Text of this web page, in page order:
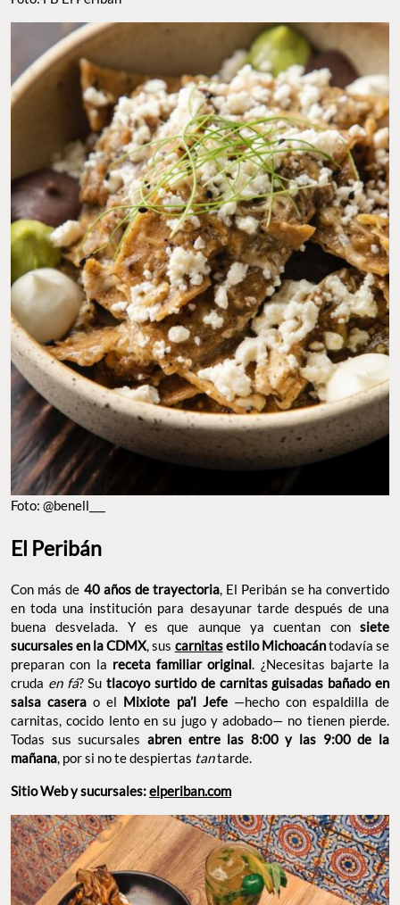
FOTO: FB EL PERIBAN
Con más de 40 años de trayectoria, El Peribán se ha convertido
en toda una institución para desayunar tarde después de una
buena desvelada. Y es que aunque ya cuentan con siete
sucursales en la CDMX, suscarnitasestilo Michoacántodavía
se preparan con lareceta familiar original . ¿Necesitas bajarte la
cruda en fá? Sutlacoyo surtido de carnitas guisadas bañado en
salsa casera o el Mixiote pa’l Jefe —hecho con espaldilla de
carnitas, cocido lento en su jugo y adobado— no tienen pierde.
Todas sus sucursales abren entre las 8:00 y las 9:00 de la
mañana , por si no te despiertastantarde.
Sitio Web y sucursales:elperiban.com